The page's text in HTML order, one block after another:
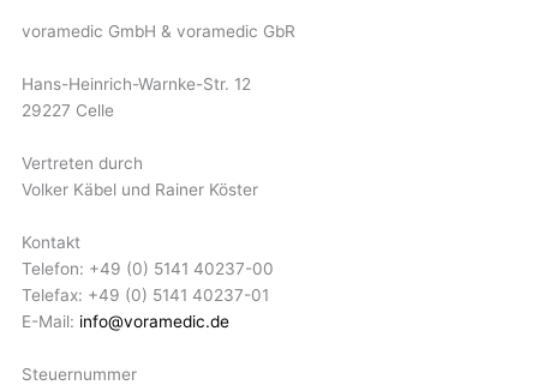
voramedic GmbH & voramedic GbR
Hans-Heinrich-Warnke-Str. 12
29227 Celle
Vertreten durch
Volker Käbel und Rainer Köster
Kontakt
Telefon: +49 (0) 5141 40237-00
Telefax: +49 (0) 5141 40237-01
E-Mail: info@voramedic.de
Steuernummer